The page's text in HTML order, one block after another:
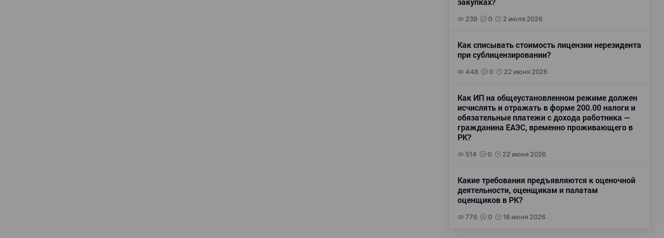
закупках?
239 0 2 июля 2026
Как списывать стоимость лицензии нерезидента
при сублицензировании?
448 0 22 июня 2026
Как ИП на общеустановленном режиме должен
исчислять и отражать в форме 200.00 налоги и
обязательные платежи с дохода работника —
гражданина ЕАЭС, временно проживающего в
РК?
514 0 22 июня 2026
Какие требования предъявляются к оценочной
деятельности, оценщикам и палатам
оценщиков в РК?
776 0 18 июня 2026